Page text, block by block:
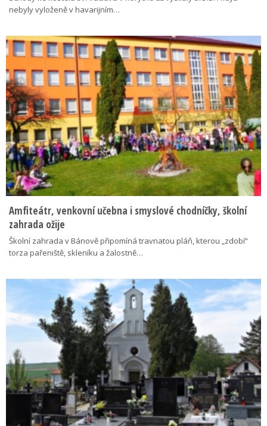
nebyly vyloženě v havarijním…
Amfiteátr, venkovní učebna i smyslové chodníčky, školní
zahrada ožije
Školní zahrada v Bánově připomíná travnatou pláň, kterou „zdobí“
torza pařeniště, skleníku a žalostně…